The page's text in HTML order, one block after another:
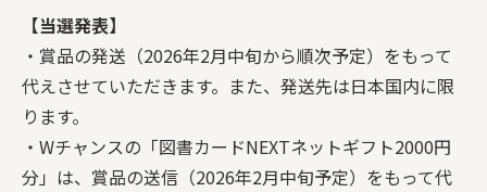
【当選発表】
・賞品の発送（2026年2月中旬から順次予定）をもって
代えさせていただきます。また、発送先は日本国内に限
ります。
・Wチャンスの「図書カードNEXTネットギフト2000円
分」は、賞品の送信（2026年2月中旬予定）をもって代